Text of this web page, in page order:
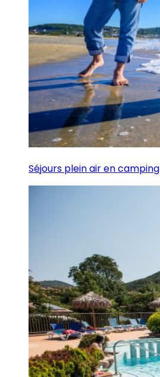
Séjours plein air en camping